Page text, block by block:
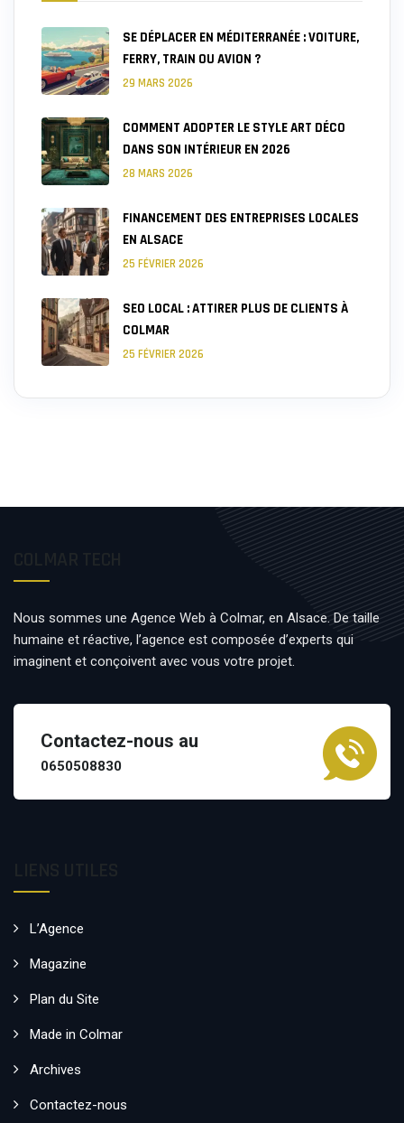
SE DÉPLACER EN MÉDITERRANÉE : VOITURE,
FERRY, TRAIN OU AVION ?
29 MARS 2026
COMMENT ADOPTER LE STYLE ART DÉCO
DANS SON INTÉRIEUR EN 2026
28 MARS 2026
FINANCEMENT DES ENTREPRISES LOCALES
EN ALSACE
25 FÉVRIER 2026
SEO LOCAL : ATTIRER PLUS DE CLIENTS À
COLMAR
25 FÉVRIER 2026
Nous sommes une Agence Web à Colmar, en Alsace. De taille
humaine et réactive, l’agence est composée d’experts qui
imaginent et conçoivent avec vous votre projet.
Contactez-nous au
0650508830
L’Agence
Magazine
Plan du Site
Made in Colmar
Archives
Contactez-nous